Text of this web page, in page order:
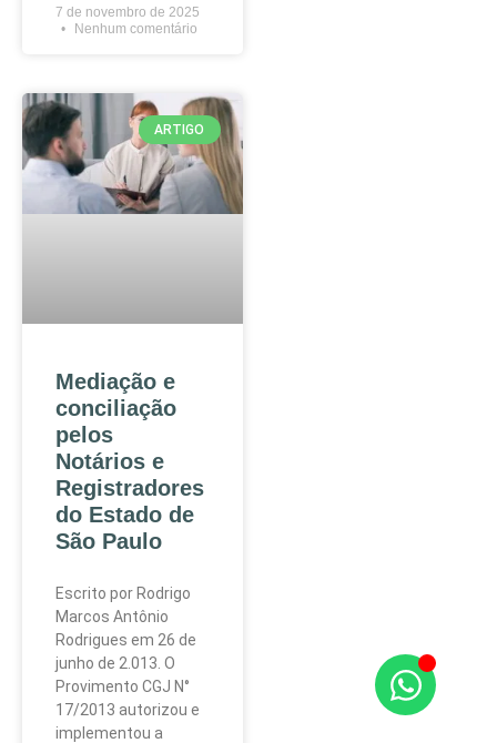
7 de novembro de 2025
Nenhum comentário
ARTIGO
Mediação e
conciliação
pelos
Notários e
Registradores
do Estado de
São Paulo
Escrito por Rodrigo
Marcos Antônio
Rodrigues em 26 de
junho de 2.013. O
Provimento CGJ N°
17/2013 autorizou e
implementou a